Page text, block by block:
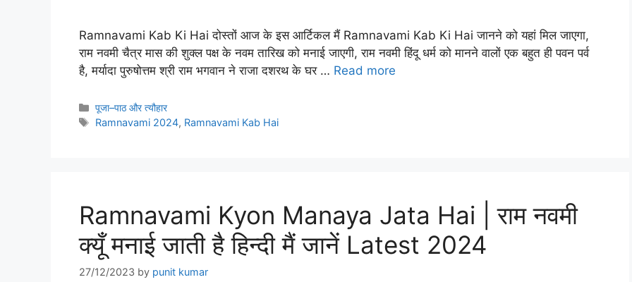
Ramnavami Kab Ki Hai दोस्तों आज के इस आर्टिकल मैं Ramnavami Kab Ki Hai जानने को यहां मिल जाएगा,
राम नवमी चैत्र मास की शुक्ल पक्ष के नवम तारिख को मनाई जाएगी, राम नवमी हिंदू धर्म को मानने वालों एक बहुत ही पवन पर्व
है, मर्यादा पुरुषोत्तम श्री राम भगवान ने राजा दशरथ के घर … Read more
Categories
पूजा–पाठ और त्यौहार
Tags
Ramnavami 2024, Ramnavami Kab Hai
Ramnavami Kyon Manaya Jata Hai | राम नवमी
क्यूँ मनाई जाती है हिन्दी मैं जानें Latest 2024
27/12/2023 by punit kumar